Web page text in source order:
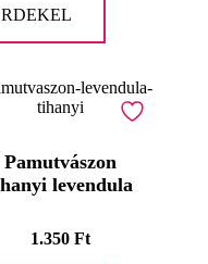
Pamutvászon
levendula
1.350 Ft